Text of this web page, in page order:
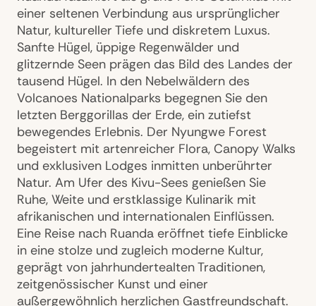
einer seltenen Verbindung aus ursprünglicher
Natur, kultureller Tiefe und diskretem Luxus.
Sanfte Hügel, üppige Regenwälder und
glitzernde Seen prägen das Bild des Landes der
tausend Hügel. In den Nebelwäldern des
Volcanoes Nationalparks begegnen Sie den
letzten Berggorillas der Erde, ein zutiefst
bewegendes Erlebnis. Der Nyungwe Forest
begeistert mit artenreicher Flora, Canopy Walks
und exklusiven Lodges inmitten unberührter
Natur. Am Ufer des Kivu-Sees genießen Sie
Ruhe, Weite und erstklassige Kulinarik mit
afrikanischen und internationalen Einflüssen.
Eine Reise nach Ruanda eröffnet tiefe Einblicke
in eine stolze und zugleich moderne Kultur,
geprägt von jahrhundertealten Traditionen,
zeitgenössischer Kunst und einer
außergewöhnlich herzlichen Gastfreundschaft.